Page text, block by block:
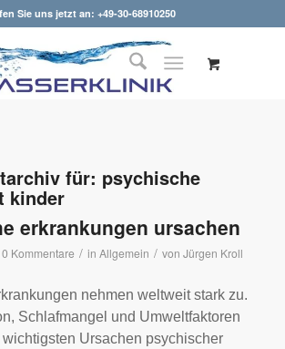
Sie uns jetzt an: +49-30-68910250
für: psychische
kinder
erkrankungen ursachen
0 Kommentare / in Allgemein / von Jürgen Kroll
nehmen weltweit stark zu.
Schlafmangel und Umweltfaktoren
Ursachen psychischer